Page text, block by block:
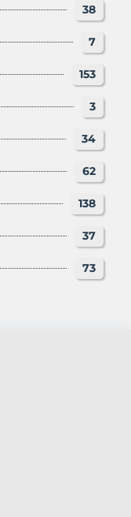
38
7
153
3
34
62
138
37
73